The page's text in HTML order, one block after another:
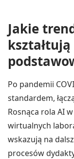
Jakie
kształtują
Po pandemii
standardem,
Rosnąca rola AI
wirtualnych
wskazują na
procesów